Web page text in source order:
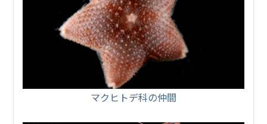
マクヒトデ科の仲間